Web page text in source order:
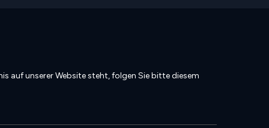
auf unserer Website steht, folgen Sie bitte diesem